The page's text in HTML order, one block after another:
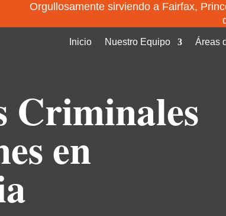
Orgullosamente sirviendo a Fairfax,
Inicio Nuestro Equipo Áreas
Criminales
en